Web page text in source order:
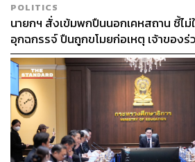
POLITICS
นายกฯ สั่งเข้มพกปืนนอกเคหสถาน ชี้ไม่
อุกฉกรรจ์ ปืนถูกขโมยก่อเหตุ เจ้าของ